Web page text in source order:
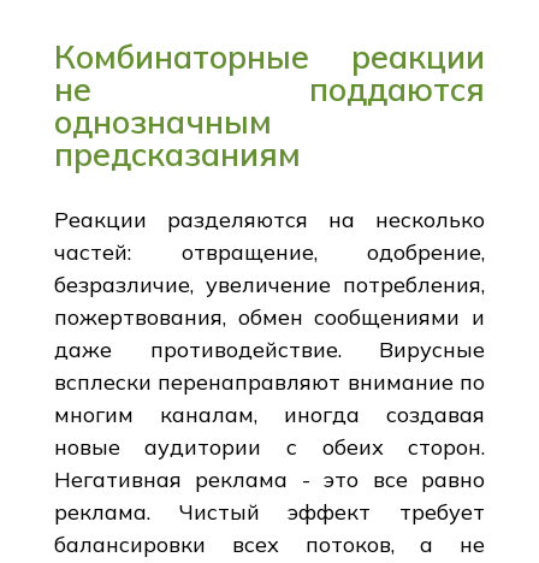
Комбинаторные реакции
не поддаются
однозначным
предсказаниям
Реакции разделяются на несколько
частей: отвращение, одобрение,
безразличие, увеличение потребления,
пожертвования, обмен сообщениями и
даже противодействие. Вирусные
всплески перенаправляют внимание по
многим каналам, иногда создавая
новые аудитории с обеих сторон.
Негативная реклама - это все равно
реклама. Чистый эффект требует
балансировки всех потоков, а не